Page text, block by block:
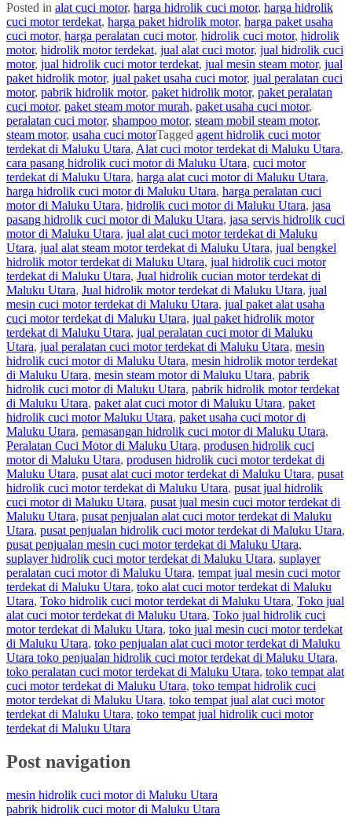
Posted in alat cuci motor, harga hidrolik cuci motor, harga hidrolik
cuci motor terdekat, harga paket hidrolik motor, harga paket usaha
cuci motor, harga peralatan cuci motor, hidrolik cuci motor, hidrolik
motor, hidrolik motor terdekat, jual alat cuci motor, jual hidrolik cuci
motor, jual hidrolik cuci motor terdekat, jual mesin steam motor, jual
paket hidrolik motor, jual paket usaha cuci motor, jual peralatan cuci
motor, pabrik hidrolik motor, paket hidrolik motor, paket peralatan
cuci motor, paket steam motor murah, paket usaha cuci motor,
peralatan cuci motor, shampoo motor, steam mobil steam motor,
steam motor, usaha cuci motorTagged agent hidrolik cuci motor
terdekat di Maluku Utara, Alat cuci motor terdekat di Maluku Utara,
cara pasang hidrolik cuci motor di Maluku Utara, cuci motor
terdekat di Maluku Utara, harga alat cuci motor di Maluku Utara,
harga hidrolik cuci motor di Maluku Utara, harga peralatan cuci
motor di Maluku Utara, hidrolik cuci motor di Maluku Utara, jasa
pasang hidrolik cuci motor di Maluku Utara, jasa servis hidrolik cuci
motor di Maluku Utara, jual alat cuci motor terdekat di Maluku
Utara, jual alat steam motor terdekat di Maluku Utara, jual bengkel
hidrolik motor terdekat di Maluku Utara, jual hidrolik cuci motor
terdekat di Maluku Utara, Jual hidrolik cucian motor terdekat di
Maluku Utara, Jual hidrolik motor terdekat di Maluku Utara, jual
mesin cuci motor terdekat di Maluku Utara, jual paket alat usaha
cuci motor terdekat di Maluku Utara, jual paket hidrolik motor
terdekat di Maluku Utara, jual peralatan cuci motor di Maluku
Utara, jual peralatan cuci motor terdekat di Maluku Utara, mesin
hidrolik cuci motor di Maluku Utara, mesin hidrolik motor terdekat
di Maluku Utara, mesin steam motor di Maluku Utara, pabrik
hidrolik cuci motor di Maluku Utara, pabrik hidrolik motor terdekat
di Maluku Utara, paket alat cuci motor di Maluku Utara, paket
hidrolik cuci motor Maluku Utara, paket usaha cuci motor di
Maluku Utara, pemasangan hidrolik cuci motor di Maluku Utara,
Peralatan Cuci Motor di Maluku Utara, produsen hidrolik cuci
motor di Maluku Utara, produsen hidrolik cuci motor terdekat di
Maluku Utara, pusat alat cuci motor terdekat di Maluku Utara, pusat
hidrolik cuci motor terdekat di Maluku Utara, pusat jual hidrolik
cuci motor di Maluku Utara, pusat jual mesin cuci motor terdekat di
Maluku Utara, pusat penjualan alat cuci motor terdekat di Maluku
Utara, pusat penjualan hidrolik cuci motor terdekat di Maluku Utara,
pusat penjualan mesin cuci motor terdekat di Maluku Utara,
suplayer hidrolik cuci motor terdekat di Maluku Utara, suplayer
peralatan cuci motor di Maluku Utara, tempat jual mesin cuci motor
terdekat di Maluku Utara, toko alat cuci motor terdekat di Maluku
Utara, Toko hidrolik cuci motor terdekat di Maluku Utara, Toko jual
alat cuci motor terdekat di Maluku Utara, Toko jual hidrolik cuci
motor terdekat di Maluku Utara, toko jual mesin cuci motor terdekat
di Maluku Utara, toko penjualan alat cuci motor terdekat di Maluku
Utara toko penjualan hidrolik cuci motor terdekat di Maluku Utara,
toko peralatan cuci motor terdekat di Maluku Utara, toko tempat alat
cuci motor terdekat di Maluku Utara, toko tempat hidrolik cuci
motor terdekat di Maluku Utara, toko tempat jual alat cuci motor
terdekat di Maluku Utara, toko tempat jual hidrolik cuci motor
terdekat di Maluku Utara
Post navigation
mesin hidrolik cuci motor di Maluku Utara
pabrik hidrolik cuci motor di Maluku Utara